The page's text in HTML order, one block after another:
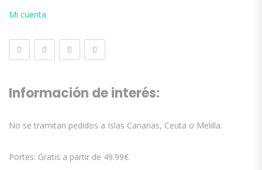
Mi cuenta
Información de interés:
No se tramitan pedidos a Islas Canarias, Ceuta o Melilla.
Portes: Gratis a partir de 49.99€